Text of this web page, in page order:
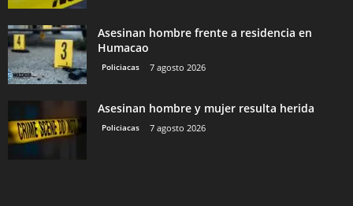
Asesinan hombre frente a residencia en
Humacao
Policiacas 7 agosto 2026
Asesinan hombre y mujer resulta herida
Policiacas 7 agosto 2026